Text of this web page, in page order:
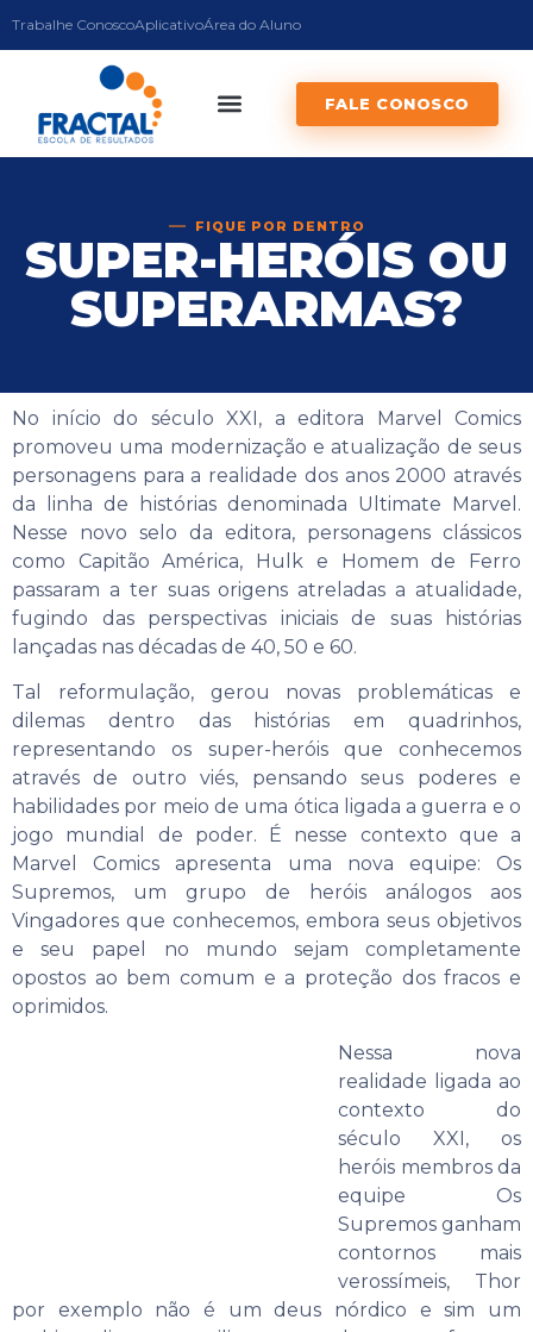
Trabalhe ConoscoAplicativoÁrea do Aluno
FALE CONOSCO
FIQUE POR DENTRO
SUPER-HERÓIS OU
SUPERARMAS?
No início do século XXI, a editora Marvel Comics
promoveu uma modernização e atualização de seus
personagens para a realidade dos anos 2000 através
da linha de histórias denominada Ultimate Marvel.
Nesse novo selo da editora, personagens clássicos
como Capitão América, Hulk e Homem de Ferro
passaram a ter suas origens atreladas a atualidade,
fugindo das perspectivas iniciais de suas histórias
lançadas nas décadas de 40, 50 e 60.
Tal reformulação, gerou novas problemáticas e
dilemas dentro das histórias em quadrinhos,
representando os super-heróis que conhecemos
através de outro viés, pensando seus poderes e
habilidades por meio de uma ótica ligada a guerra e o
jogo mundial de poder. É nesse contexto que a
Marvel Comics apresenta uma nova equipe: Os
Supremos, um grupo de heróis análogos aos
Vingadores que conhecemos, embora seus objetivos
e seu papel no mundo sejam completamente
opostos ao bem comum e a proteção dos fracos e
oprimidos.
Nessa nova
realidade ligada ao
contexto do
século XXI, os
heróis membros da
equipe Os
Supremos ganham
contornos mais
verossímeis, Thor
por exemplo não é um deus nórdico e sim um